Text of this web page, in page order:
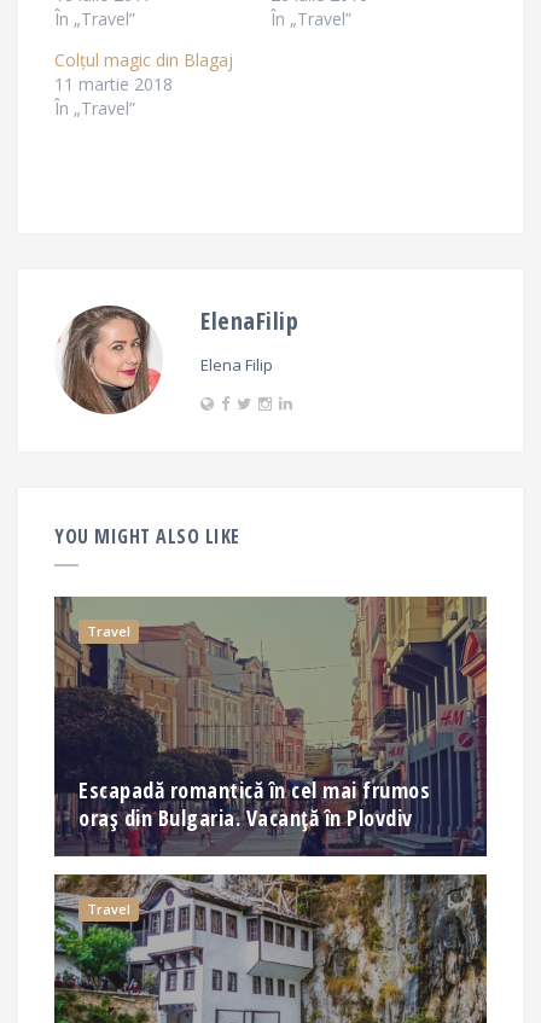
În „Travel”
În „Travel”
Colțul magic din Blagaj
11 martie 2018
În „Travel”
ElenaFilip
Elena Filip
YOU MIGHT ALSO LIKE
Travel
Escapadă romantică în cel mai frumos
oraș din Bulgaria. Vacanță în Plovdiv
Travel